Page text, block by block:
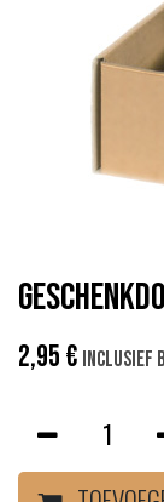
2,95€ Inclusief